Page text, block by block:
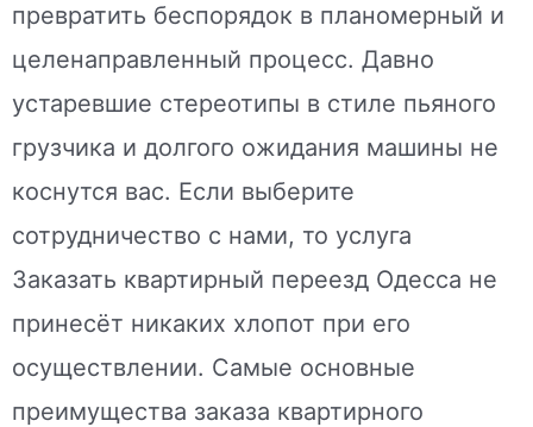
превратить беспорядок в планомерный и
целенаправленный процесс. Давно
устаревшие стереотипы в стиле пьяного
грузчика и долгого ожидания машины не
коснутся вас. Если выберите
сотрудничество с нами, то услуга
Заказать квартирный переезд Одесса не
принесёт никаких хлопот при его
осуществлении. Самые основные
преимущества заказа квартирного